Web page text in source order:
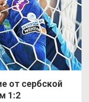
от сербской
1:2